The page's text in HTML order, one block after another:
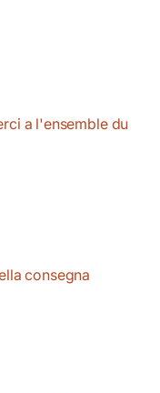
a l'ensemble du
consegna